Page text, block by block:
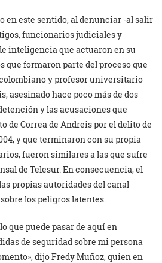
en este sentido, al denunciar -al salir
funcionarios judiciales y
inteligencia que actuaron en su
que formaron parte del proceso que
y profesor universitario
asesinado hace poco más de dos
y las acusaciones que
de Correa de Andreis por el delito de
y que terminaron con su propia
fueron similares a las que sufre
de Telesur. En consecuencia, el
propias autoridades del canal
los peligros latentes.
que puede pasar de aquí en
de seguridad sobre mi persona
dijo Fredy Muñoz, quien en